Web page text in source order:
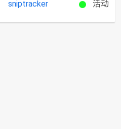
sniptracker
活动